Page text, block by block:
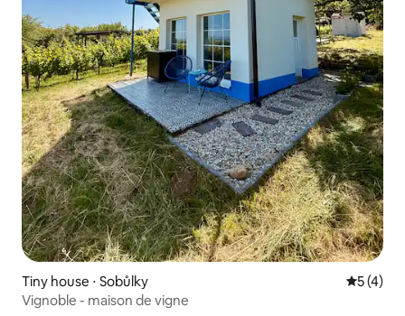
Tiny house ⋅ Sobůlky
5 (4)
Vignoble - maison de vigne